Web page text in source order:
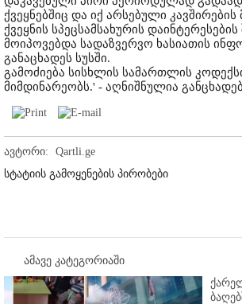
ქვეყნებშიც და იქ არსებული
ქვეყნის სპეცსამსახურის დაინტერესების
მოიპოვებდა სადაზვერვო ხასიათის
განაცხადეს სუსში.
გამოძიება სისხლის სამართლის
მიმდინარეობს.' - აღნიშნულია
ავტორი:
Qartli.ge
სტატიის გამოყენების პირობები
ამავე კატეგორიაში